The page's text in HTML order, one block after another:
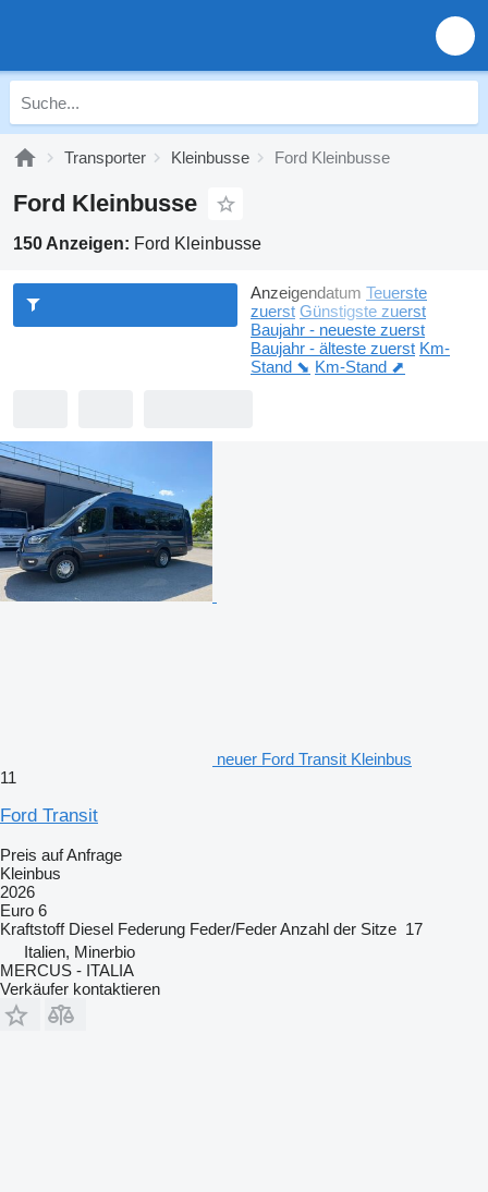
Transporter Kleinbusse Ford Kleinbusse
Ford Kleinbusse
150 Anzeigen: Ford Kleinbusse
Anzeigendatum Teuerste
zuerst Günstigste zuerst
Baujahr - neueste zuerst
Baujahr - älteste zuerst Km-
Stand ⬊ Km-Stand ⬈
neuer Ford Transit Kleinbus
11
Ford Transit
Preis auf Anfrage
Kleinbus
2026
Euro 6
Kraftstoff Diesel Federung Feder/FederAnzahl der Sitze 17
Italien, Minerbio
MERCUS - ITALIA
Verkäufer kontaktieren